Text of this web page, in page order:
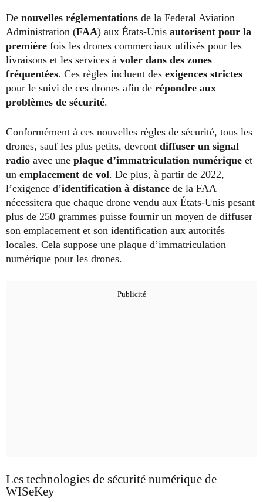
De nouvelles réglementations de la Federal Aviation
Administration (FAA) aux États-Unis autorisent pour la
première fois les drones commerciaux utilisés pour les
livraisons et les services à voler dans des zones
fréquentées. Ces règles incluent des exigences strictes
pour le suivi de ces drones afin de répondre aux
problèmes de sécurité.
Conformément à ces nouvelles règles de sécurité, tous les
drones, sauf les plus petits, devront diffuser un signal
radio avec une plaque d’immatriculation numérique et
un emplacement de vol. De plus, à partir de 2022,
l’exigence d’identification à distance de la FAA
nécessitera que chaque drone vendu aux États-Unis pesant
plus de 250 grammes puisse fournir un moyen de diffuser
son emplacement et son identification aux autorités
locales. Cela suppose une plaque d’immatriculation
numérique pour les drones.
Les technologies de sécurité numérique de
WISeKey